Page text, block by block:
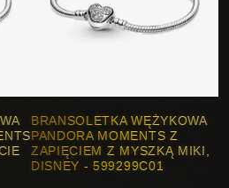
BRANSOLETKA WĘŻYKOWA
PANDORA MOMENTS Z
ZAPIĘCIEM Z MYSZKĄ MIKI,
DISNEY - 599299C01